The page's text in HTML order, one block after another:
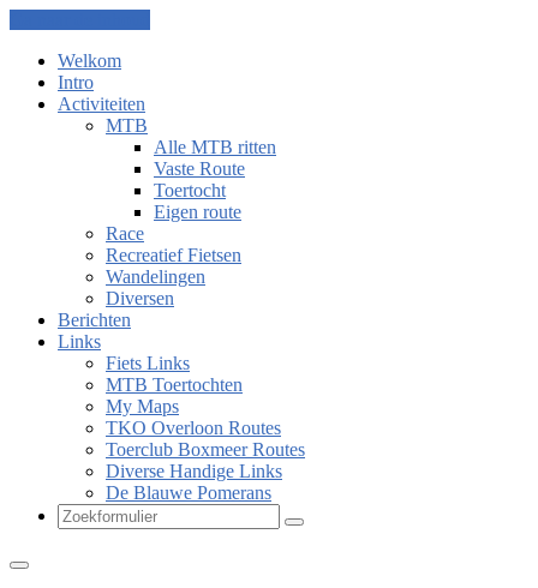
Welkom
Intro
Activiteiten
MTB
Alle MTB ritten
Vaste Route
Toertocht
Eigen route
Race
Recreatief Fietsen
Wandelingen
Diversen
Berichten
Links
Fiets Links
MTB Toertochten
My Maps
TKO Overloon Routes
Toerclub Boxmeer Routes
Diverse Handige Links
De Blauwe Pomerans
Zoeken